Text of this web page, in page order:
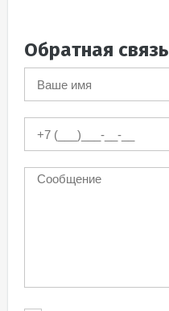
Обратная связь